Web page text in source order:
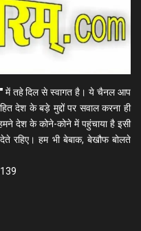
"में तहे दिल से स्वागत है। ये चैनल आप
देश के बड़े मुद्दों पर सवाल करना ही
देश के कोने-कोने में पहुंचाया है इसी
रहिए। हम भी बेबाक, बेखौफ बोलते